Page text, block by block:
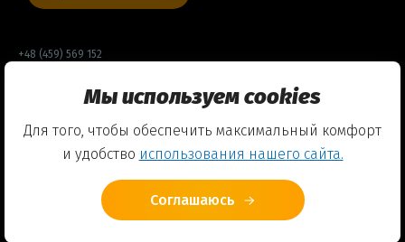
+48 (459) 569 152
Договор оферты
Политика конфиденциальности
© 2026 Friends English Club
Мы используем cookies
Для того, чтобы обеспечить максимальный комфорт
и удобство использования нашего сайта.
Соглашаюсь